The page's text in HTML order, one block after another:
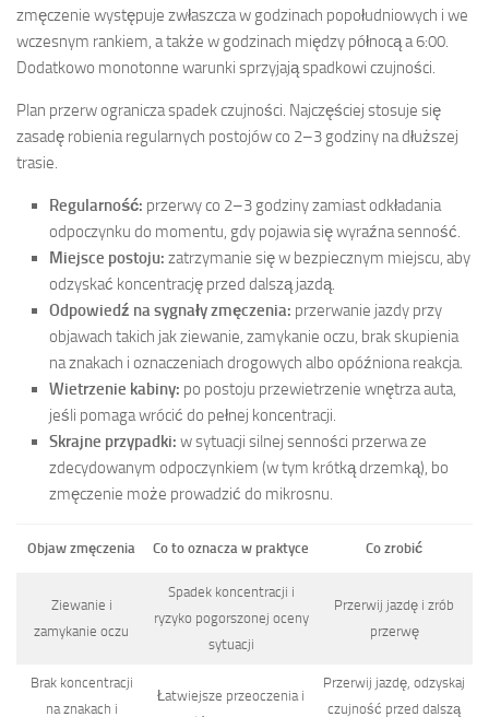
zmęczenie występuje zwłaszcza w godzinach popołudniowych i we
wczesnym rankiem, a także w godzinach między północą a 6:00.
Dodatkowo monotonne warunki sprzyjają spadkowi czujności.
Plan przerw ogranicza spadek czujności. Najczęściej stosuje się
zasadę robienia regularnych postojów co 2–3 godziny na dłuższej
trasie.
Regularność: przerwy co 2–3 godziny zamiast odkładania
odpoczynku do momentu, gdy pojawia się wyraźna senność.
Miejsce postoju: zatrzymanie się w bezpiecznym miejscu, aby
odzyskać koncentrację przed dalszą jazdą.
Odpowiedź na sygnały zmęczenia: przerwanie jazdy przy
objawach takich jak ziewanie, zamykanie oczu, brak skupienia
na znakach i oznaczeniach drogowych albo opóźniona reakcja.
Wietrzenie kabiny: po postoju przewietrzenie wnętrza auta,
jeśli pomaga wrócić do pełnej koncentracji.
Skrajne przypadki: w sytuacji silnej senności przerwa ze
zdecydowanym odpoczynkiem (w tym krótką drzemką), bo
zmęczenie może prowadzić do mikrosnu.
Objaw zmęczenia Co to oznacza w praktyce Co zrobić
Ziewanie i
zamykanie oczu
Spadek koncentracji i
ryzyko pogorszonej oceny
sytuacji
Przerwij jazdę i zrób
przerwę
Brak koncentracji
na znakach i
Łatwiejsze przeoczenia i
Przerwij jazdę, odzyskaj
czujność przed dalszą